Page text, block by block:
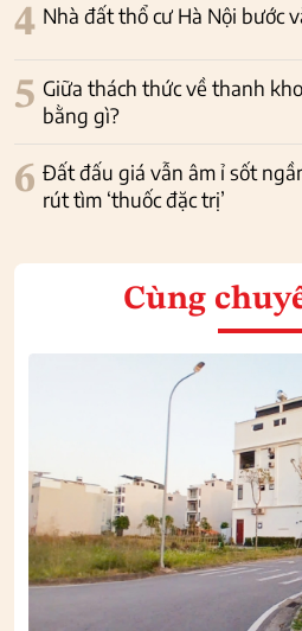
4 Nhà đất thổ cư Hà Nội bước
5 Giữa thách thức về thanh
bằng gì?
6 Đất đấu giá vẫn âm ỉ sốt
rút tìm ‘thuốc đặc trị’
Cùng